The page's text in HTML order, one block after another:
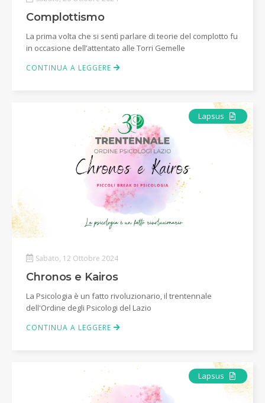
Complottismo
La prima volta che si sentì parlare di teorie del complotto fu
in occasione dell’attentato alle Torri Gemelle
CONTINUA A LEGGERE
Lapsus Articolo
Sabato, 12 Ottobre 2024
Chronos e Kairos
La Psicologia è un fatto rivoluzionario, il trentennale
dell'Ordine degli Psicologi del Lazio
CONTINUA A LEGGERE
Lapsus Articolo